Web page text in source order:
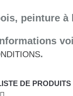
peinture à
.
DE PRODUITS